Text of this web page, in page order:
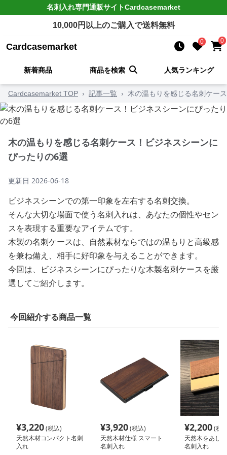
名刺入れ専門通販サイトCardcasemarket
10,000円以上のご購入で送料無料
Cardcasemarket 0 0
新着商品 商品を検索 人気ランキング
Cardcasemarket TOP › 記事一覧 › 木の温もりを感じる名刺ケー
木の温もりを感じる名刺ケース！ビジネスシーンに
ぴったりの6選
更新日 2026-06-18
ビジネスシーンでの第一印象を左右する名刺交換。
そんな大切な場面で使う名刺入れは、あなたの個性やセン
スを表現する重要なアイテムです。
木製の名刺ケースは、自然素材ならではの温もりと高級感
を兼ね備え、相手に好印象を与えることができます。
今回は、ビジネスシーンにぴったりな木製名刺ケースを厳
選してご紹介します。
今回紹介する商品一覧
¥3,220(税込)
天然木材コンパクト名刺
入れ
¥3,920(税込)
天然木材仕様 スマート
名刺入れ
¥2,200(税
天然木をあし
名刺入れ